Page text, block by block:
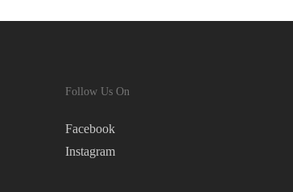
Follow Us On
Facebook
Instagram